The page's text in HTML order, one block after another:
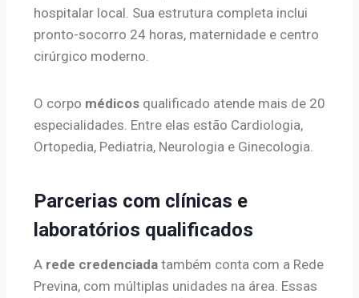
hospitalar local. Sua estrutura completa inclui
pronto-socorro 24 horas, maternidade e centro
cirúrgico moderno.
O corpo médicos qualificado atende mais de 20
especialidades. Entre elas estão Cardiologia,
Ortopedia, Pediatria, Neurologia e Ginecologia.
Parcerias com clínicas e
laboratórios qualificados
A rede credenciada também conta com a Rede
Previna, com múltiplas unidades na área. Essas